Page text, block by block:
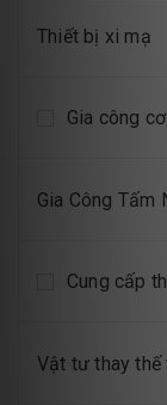
Thiết bị xi mạ
Gia công
Gia Công Tấm
Cung cấp
Vật tư thay